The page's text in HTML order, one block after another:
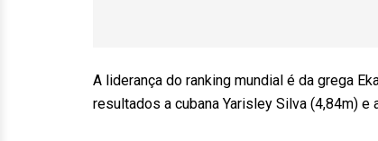
A liderança do ranking mundial é da grega
resultados a cubana Yarisley Silva (4,84m)